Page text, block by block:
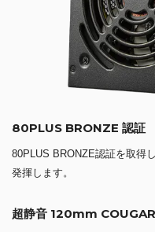
80PLUS BRONZE 認証
80PLUS BRONZE認証を取得
発揮します。
超静音 120mm